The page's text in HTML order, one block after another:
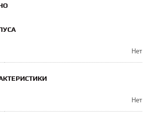
Нет
Нет